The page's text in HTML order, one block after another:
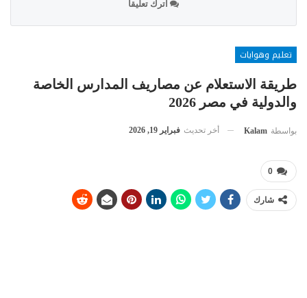
اترك تعليقا
تعليم وهوايات
طريقة الاستعلام عن مصاريف المدارس الخاصة
والدولية في مصر 2026
بواسطة Kalam أخر تحديث فبراير 19, 2026
0
شارك